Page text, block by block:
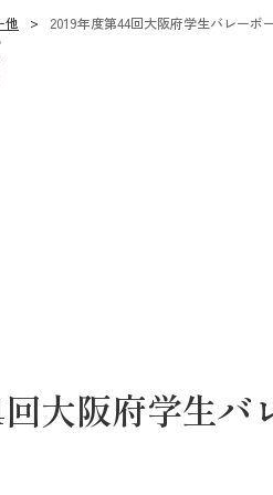
他 2019年度第44回大阪府学生バレー
大阪府学生バ